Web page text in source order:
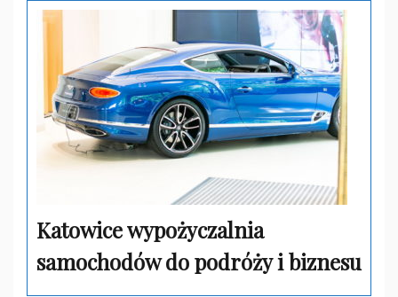
Katowice wypożyczalnia
samochodów do podróży i biznesu